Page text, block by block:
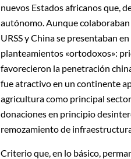
nuevos Estados africanos que,
autónomo. Aunque
URSS y China se presentaban
planteamientos «ortodoxos»:
favorecieron la penetración
fue atractivo en un continente
agricultura como principal
donaciones en principio
remozamiento de
Criterio que, en lo básico,